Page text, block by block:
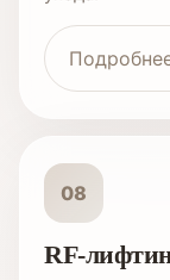
08
RF-